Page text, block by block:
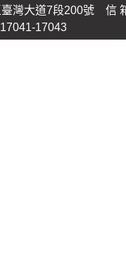
灣大道7段200號 信
17043